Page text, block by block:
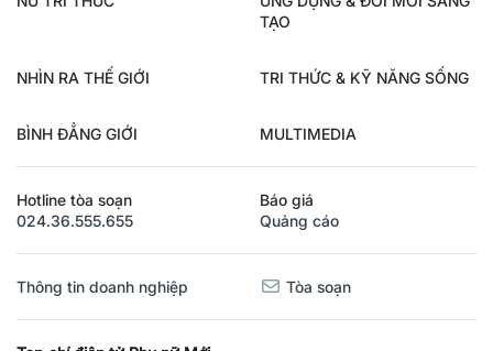
TẠO
NHÌN RA THẾ GIỚI TRI THỨC & KỸ NĂNG SỐNG
BÌNH ĐẲNG GIỚI MULTIMEDIA
Hotline tòa soạn
024.36.555.655
Báo giá
Quảng cáo
Thông tin doanh nghiệp Tòa soạn